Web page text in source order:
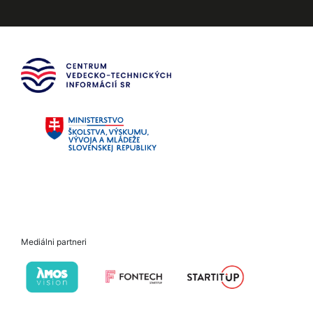
Mediálni partneri